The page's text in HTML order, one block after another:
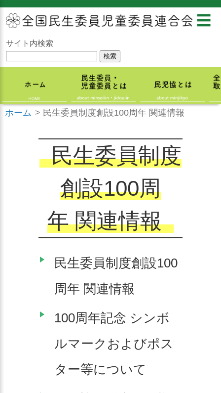
☰
サイト内検索
ホーム > 民生委員制度創設100周年 関連情報
民生委員制度
創設100周
年 関連情報
民生委員制度創設100
周年 関連情報
100周年記念 シンボ
ルマークおよびポス
ター等について